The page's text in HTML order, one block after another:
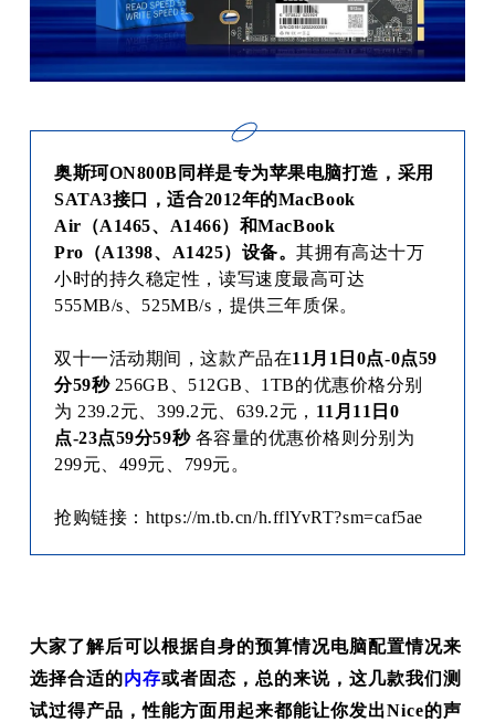
奥斯珂ON800B同样是专为苹果电脑打造，采用
SATA3接口，适合2012年的MacBook
Air（A1465、A1466）和MacBook
Pro（A1398、A1425）设备。其拥有高达十万
小时的持久稳定性，读写速度最高可达
555MB/s、525MB/s，提供三年质保。
双十一活动期间，这款产品在11月1日0点-0点59
分59秒 256GB、512GB、1TB的优惠价格分别
为 239.2元、399.2元、639.2元， 11月11日0
点-23点59分59秒 各容量的优惠价格则分别为
299元、499元、799元。
抢购链接：https://m.tb.cn/h.fflYvRT?sm=caf5ae
大家了解后可以根据自身的预算情况电脑配置情况来
选择合适的内存或者固态，总的来说，这几款我们测
试过得产品，性能方面用起来都能让你发出Nice的声